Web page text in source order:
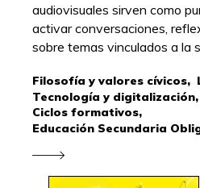
audiovisuales sirven como
activar conversaciones,
sobre temas vinculados a la
Filosofía y valores cívicos,
Tecnología y digitalización,
Ciclos formativos,
Educación Secundaria